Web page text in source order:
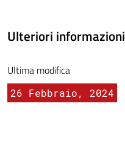
Ulteriori informazioni
Ultima modifica
26 Febbraio, 2024